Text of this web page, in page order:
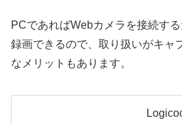
PCであればWebカメラを接続す
録画できるので、取り扱いがキャ
なメリットもあります。